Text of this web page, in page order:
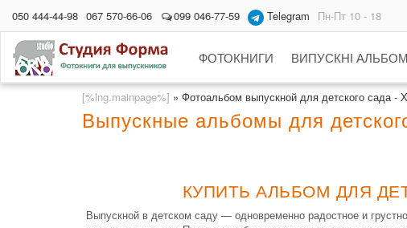
050 444-44-98 067 570-66-06 099 046-77-59 Telegram Пн-Пт 10 - 18
ФОТОКНИГИ ВИПУСКНІ
[%lng.mainpage%] » Фотоальбом выпускной для детского сада -
Выпускные альбомы для
КУПИТЬ АЛЬБОМ ДЛЯ
Выпускной в детском саду — одновременно радостное и